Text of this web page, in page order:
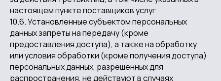
настоящем пункте поставщиков услуг.
10.6. Установленные субъектом персональных
данных запреты на передачу (кроме
предоставления доступа), а также на обработку
или условия обработки (кроме получения доступа)
персональных данных, разрешенных для
распространения, не действуют в случаях